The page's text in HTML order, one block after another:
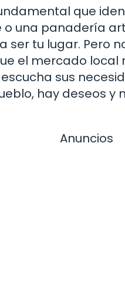
que
o una panadería
ser tu lugar. Pero
el mercado local
sus
hay deseos
Anuncios